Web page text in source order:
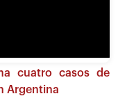
cuatro casos de
Argentina